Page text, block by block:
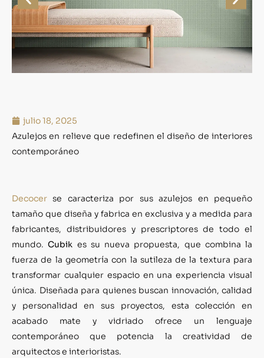
julio 18, 2025
Azulejos en relieve que redefinen el diseño de interiores
contemporáneo
Decocer se caracteriza por sus azulejos en pequeño
tamaño que diseña y fabrica en exclusiva y a medida para
fabricantes, distribuidores y prescriptores de todo el
mundo.Cubik es su nueva propuesta, que combina la
fuerza de la geometría con la sutileza de la textura para
transformar cualquier espacio en una experiencia visual
única. Diseñada para quienes buscan innovación, calidad
y personalidad en sus proyectos, esta colección en
acabado mate y vidriado ofrece un lenguaje
contemporáneo que potencia la creatividad de
arquitectos e interioristas.